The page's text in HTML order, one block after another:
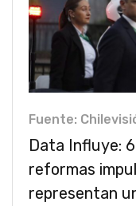
Fuente:
Data Influye:
reformas
representan